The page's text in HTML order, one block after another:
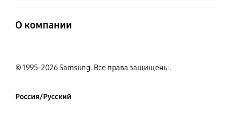
О компании
© 1995-2026 Samsung. Все права защищены.
Россия/Русский